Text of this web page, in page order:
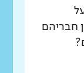
חבריהם